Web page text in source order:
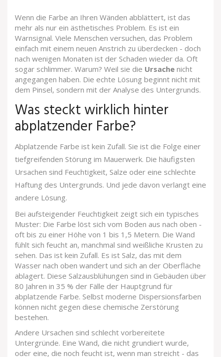
Wenn die Farbe an Ihren Wänden abblättert, ist das
mehr als nur ein ästhetisches Problem. Es ist ein
Warnsignal. Viele Menschen versuchen, das Problem
einfach mit einem neuen Anstrich zu überdecken - doch
nach wenigen Monaten ist der Schaden wieder da. Oft
sogar schlimmer. Warum? Weil sie die Ursache nicht
angegangen haben. Die echte Lösung beginnt nicht mit
dem Pinsel, sondern mit der Analyse des Untergrunds.
Was steckt wirklich hinter
abplatzender Farbe?
Abplatzende Farbe ist kein Zufall. Sie ist die Folge einer
tiefgreifenden Störung im Mauerwerk. Die häufigsten
Ursachen sind Feuchtigkeit, Salze oder eine schlechte
Haftung des Untergrunds. Und jede davon verlangt eine
andere Lösung.
Bei aufsteigender Feuchtigkeit zeigt sich ein typisches
Muster: Die Farbe löst sich vom Boden aus nach oben -
oft bis zu einer Höhe von 1 bis 1,5 Metern. Die Wand
fühlt sich feucht an, manchmal sind weißliche Krusten zu
sehen. Das ist kein Zufall. Es ist Salz, das mit dem
Wasser nach oben wandert und sich an der Oberfläche
ablagert. Diese Salzausblühungen sind in Gebäuden über
80 Jahren in 35 % der Fälle der Hauptgrund für
abplatzende Farbe. Selbst moderne Dispersionsfarben
können nicht gegen diese chemische Zerstörung
bestehen.
Andere Ursachen sind schlecht vorbereitete
Untergründe. Eine Wand, die nicht grundiert wurde,
oder eine, die noch feucht ist, wenn man streicht - das